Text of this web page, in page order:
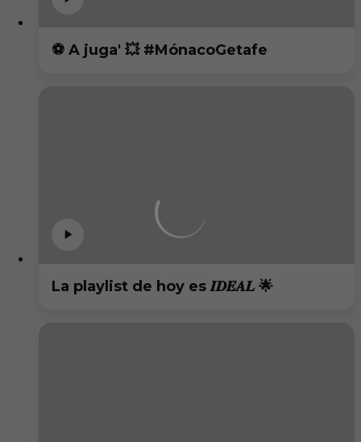
⚽️ A juga' 💥 #MónacoGetafe
La playlist de hoy es 𝑰𝑫𝑬𝑨𝑳 🌟